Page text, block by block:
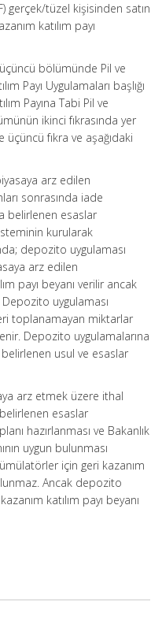
gerçek/tüzel kişisinden satın
katılım payı
bölümünde Pil ve
Payı Uygulamaları başlığı
Payına Tabi Pil ve
ikinci fıkrasında yer
üçüncü fıkra ve aşağıdaki
arz edilen
sonrasında iade
belirlenen esaslar
kurularak
depozito uygulaması
arz edilen
payı beyanı verilir ancak
Depozito uygulaması
toplanamayan miktarlar
Depozito uygulamalarına
usul ve esaslar
arz etmek üzere ithal
esaslar
hazırlanması ve Bakanlık
uygun bulunması
için geri kazanım
Ancak depozito
katılım payı beyanı